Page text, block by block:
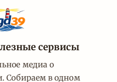
сервисы
медиа о
Собираем в одном